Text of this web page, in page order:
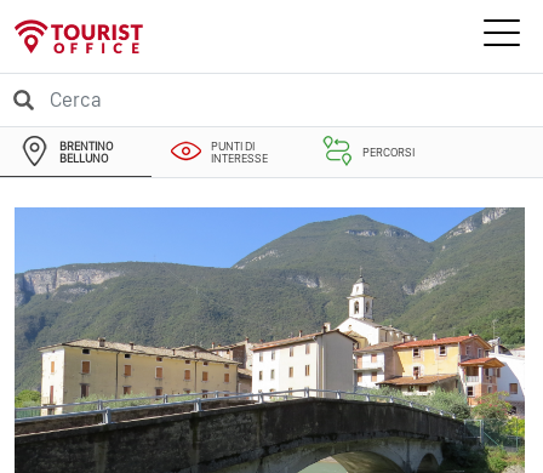
BRENTINO
BELLUNO
PUNTI DI
INTERESSE
PERCORSI